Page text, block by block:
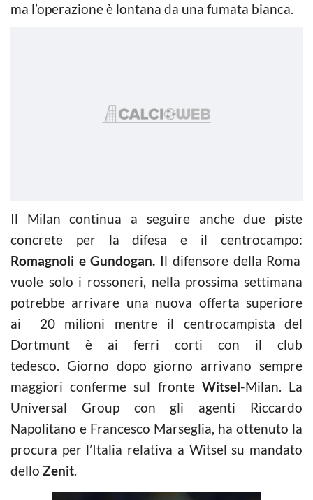
ma l’operazione è lontana da una fumata bianca.
Il Milan continua a seguire anche due piste
concrete per la difesa e il centrocampo:
Romagnoli e Gundogan. Il difensore della Roma
vuole solo i rossoneri, nella prossima settimana
potrebbe arrivare una nuova offerta superiore
ai 20 milioni mentre il centrocampista del
Dortmunt è ai ferri corti con il club
tedesco. Giorno dopo giorno arrivano sempre
maggiori conferme sul fronte Witsel-Milan. La
Universal Group con gli agenti Riccardo
Napolitano e Francesco Marseglia, ha ottenuto la
procura per l’Italia relativa a Witsel su mandato
dello Zenit.